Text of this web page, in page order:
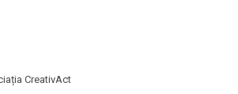
CreativAct